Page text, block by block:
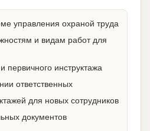
управления охраной труда
и видам работ для
первичного инструктажа
ответственных
для новых сотрудников
документов